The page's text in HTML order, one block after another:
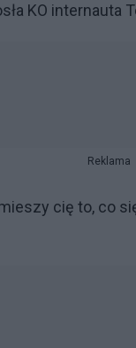
KO internauta
Reklama
cię to, co